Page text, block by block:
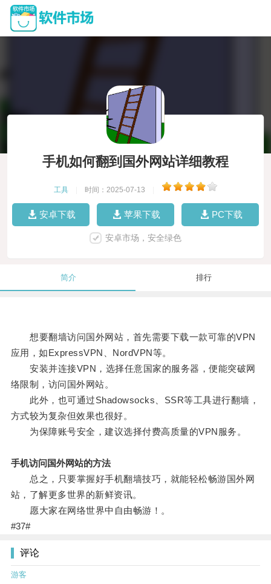
手机如何翻到国外网站详细教程
工具 时间：2025-07-13
安卓下载 苹果下载 PC下载
安卓市场，安全绿色
简介 排行
想要翻墙访问国外网站，首先需要下载一款可靠的VPN
应用，如ExpressVPN、NordVPN等。
安装并连接VPN，选择任意国家的服务器，便能突破网
络限制，访问国外网站。
此外，也可通过Shadowsocks、SSR等工具进行翻墙，
方式较为复杂但效果也很好。
为保障账号安全，建议选择付费高质量的VPN服务。
手机访问国外网站的方法
总之，只要掌握好手机翻墙技巧，就能轻松畅游国外网
站，了解更多世界的新鲜资讯。
愿大家在网络世界中自由畅游！。
#37#
评论
游客